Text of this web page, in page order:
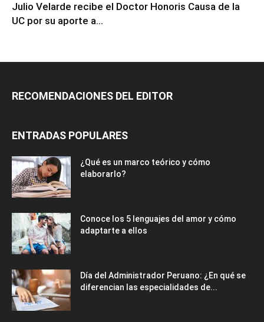
Julio Velarde recibe el Doctor Honoris Causa de la
UC por su aporte a...
RECOMENDACIONES DEL EDITOR
ENTRADAS POPULARES
¿Qué es un marco teórico y cómo
elaborarlo?
Conoce los 5 lenguajes del amor y cómo
adaptarte a ellos
Día del Administrador Peruano: ¿En qué se
diferencian las especialidades de...